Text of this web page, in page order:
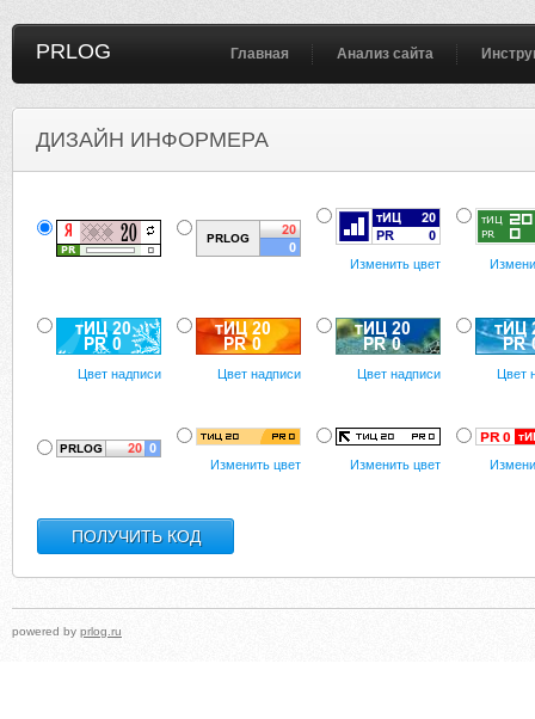
PRLOG Главная Анализ сайта
ДИЗАЙН ИНФОРМЕРА
Изменить цвет
Цвет надписи Цвет надписи Цвет надписи Цвет
Изменить цвет Изменить цвет
powered by prlog.ru